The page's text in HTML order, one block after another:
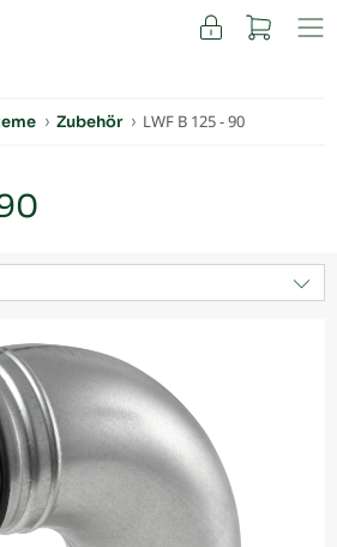
Zubehör LWF B 125 - 90